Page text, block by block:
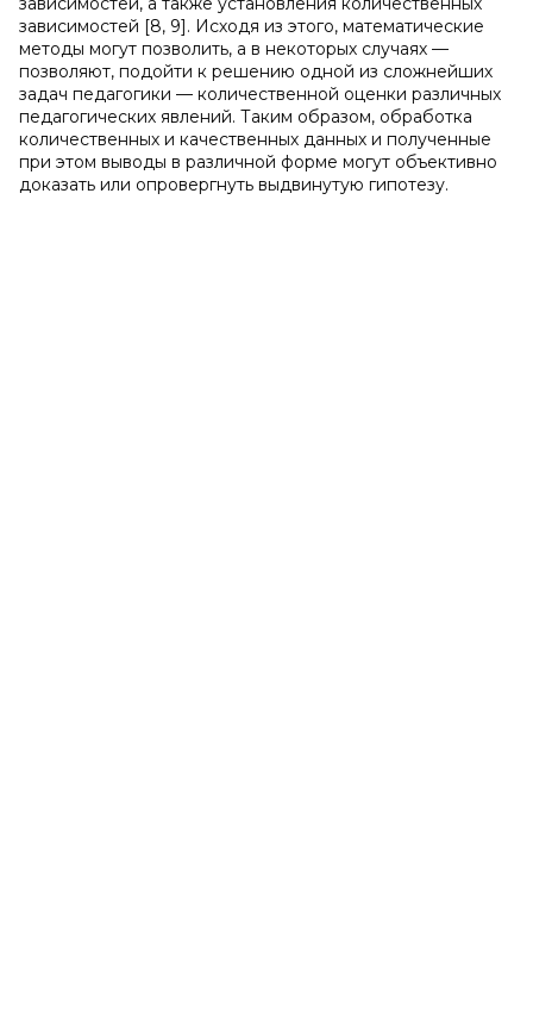
зависимостей [8, 9]. Исходя из этого, математические
методы могут позволить, а в некоторых случаях —
позволяют, подойти к решению одной из сложнейших
задач педагогики — количественной оценки различных
педагогических явлений. Таким образом, обработка
количественных и качественных данных и полученные
при этом выводы в различной форме могут объективно
доказать или опровергнуть выдвинутую гипотезу.